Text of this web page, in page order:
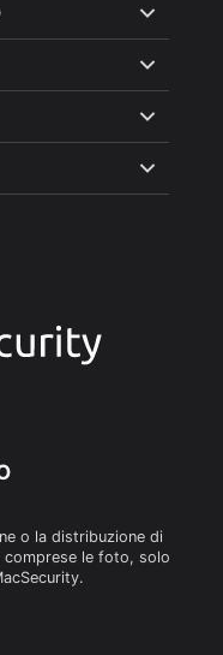
o la distribuzione di
le foto, solo